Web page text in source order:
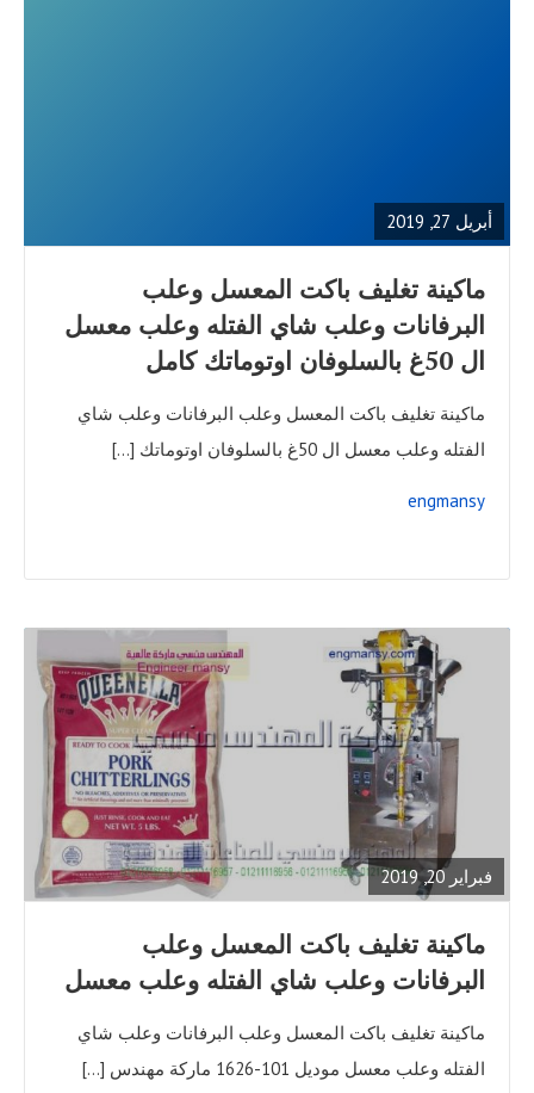
أبريل 27, 2019
ماكينة تغليف باكت المعسل وعلب
البرفانات وعلب شاي الفتله وعلب معسل
ال 50غ بالسلوفان اوتوماتك كامل
ماكينة تغليف باكت المعسل وعلب البرفانات وعلب شاي
الفتله وعلب معسل ال 50غ بالسلوفان اوتوماتك […]
engmansy
فبراير 20, 2019
POST
ماكينة تغليف باكت المعسل وعلب
البرفانات وعلب شاي الفتله وعلب معسل
ماكينة تغليف باكت المعسل وعلب البرفانات وعلب شاي
الفتله وعلب معسل موديل 101-1626 ماركة مهندس […]